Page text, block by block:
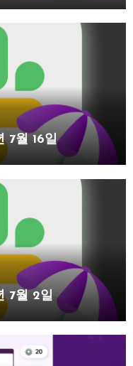
7월 16일
7월 2일